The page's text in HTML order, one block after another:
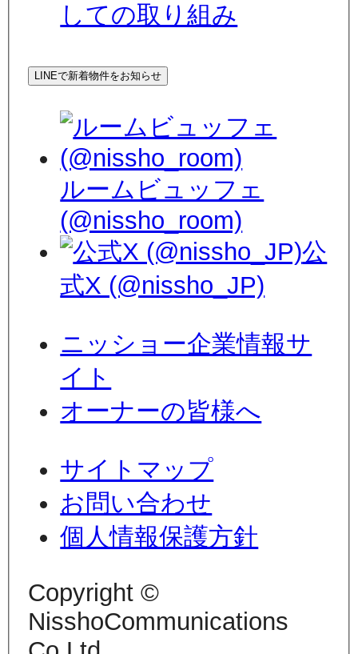
しての取り組み
LINEで新着物件をお知らせ
ルームビュッフェ
(@nissho_room)
公
式X (@nissho_JP)
ニッショー企業情報サ
イト
オーナーの皆様へ
サイトマップ
お問い合わせ
個人情報保護方針
Copyright ©
NisshoCommunications